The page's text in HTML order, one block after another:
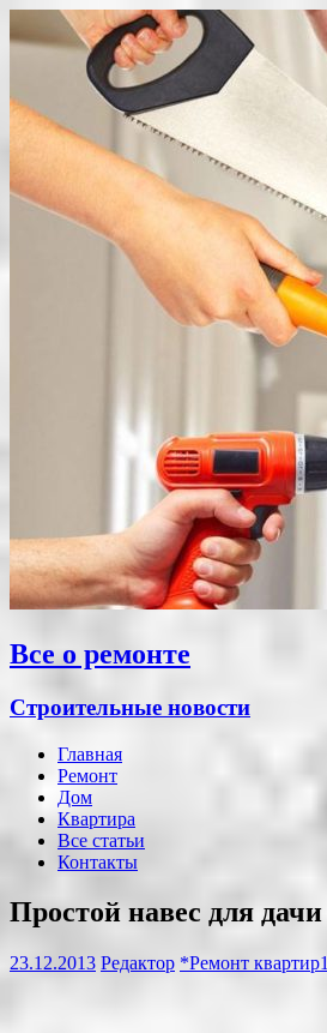
Все о ремонте
Строительные новости
Главная
Ремонт
Дом
Квартира
Все статьи
Контакты
Простой навес для дачи
23.12.2013 Редактор *Ремонт квартир1